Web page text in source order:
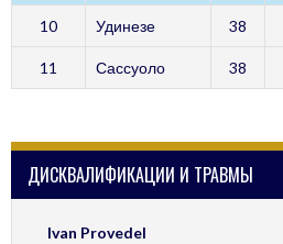
10 Удинезе 38
11 Сассуоло 38
ДИСКВАЛИФИКАЦИИ И ТРАВМЫ
Ivan Provedel